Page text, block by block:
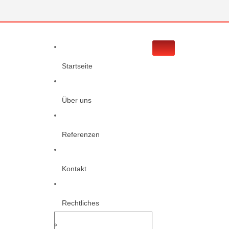
Startseite
Über uns
Referenzen
Kontakt
Rechtliches